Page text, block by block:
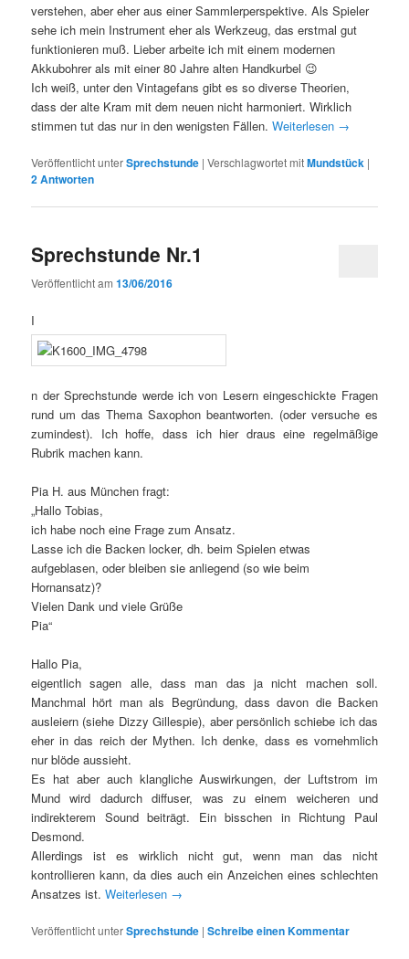
verstehen, aber eher aus einer Sammlerperspektive. Als Spieler
sehe ich mein Instrument eher als Werkzeug, das erstmal gut
funktionieren muß. Lieber arbeite ich mit einem modernen
Akkubohrer als mit einer 80 Jahre alten Handkurbel 😉
Ich weiß, unter den Vintagefans gibt es so diverse Theorien,
dass der alte Kram mit dem neuen nicht harmoniert. Wirklich
stimmen tut das nur in den wenigsten Fällen.Weiterlesen →
Veröffentlicht unterSprechstunde |Verschlagwortet mitMundstück |
2Antworten
Sprechstunde Nr.1
Veröffentlicht am13/06/2016
I
n der Sprechstunde werde ich von Lesern eingeschickte Fragen
rund um das Thema Saxophon beantworten. (oder versuche es
zumindest). Ich hoffe, dass ich hier draus eine regelmäßige
Rubrik machen kann.
Pia H. aus München fragt:
„Hallo Tobias,
ich habe noch eine Frage zum Ansatz.
Lasse ich die Backen locker, dh. beim Spielen etwas
aufgeblasen, oder bleiben sie anliegend (so wie beim
Hornansatz)?
Vielen Dank und viele Grüße
Pia“
Hallo Pia,
eigentlich sagen alle, dass man das ja nicht machen soll.
Manchmal hört man als Begründung, dass davon die Backen
ausleiern (siehe Dizzy Gillespie), aber persönlich schiebe ich das
eher in das reich der Mythen. Ich denke, dass es vornehmlich
nur blöde aussieht.
Es hat aber auch klangliche Auswirkungen, der Luftstrom im
Mund wird dadurch diffuser, was zu einem weicheren und
indirekterem Sound beiträgt. Ein bisschen in Richtung Paul
Desmond.
Allerdings ist es wirklich nicht gut, wenn man das nicht
kontrollieren kann, da dies auch ein Anzeichen eines schlechten
Ansatzes ist.Weiterlesen →
Veröffentlicht unterSprechstunde |Schreibe einen Kommentar